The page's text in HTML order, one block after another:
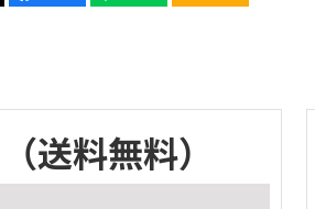
（送料無料）